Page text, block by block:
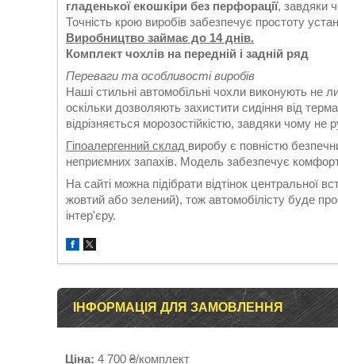
гладенької екошкіри без перфорації, завдяки
Точність крою виробів забезпечує простоту
Виробництво займає до 14 днів.
Комплект чохлів на передній і задній ряд
Переваги та особливості виробів
Наші стильні автомобільні чохли виконують не
оскільки дозволяють захистити сидіння від
відрізняється морозостійкістю, завдяки чому
Гіпоалергенний склад виробу є повністю
неприємних запахів. Модель забезпечує
На сайті можна підібрати відтінок центральної
жовтий або зелений), тож автомобілісту буде
інтер'єру.
ІНФОРМАЦІЯ ДЛЯ ЗАМОВЛЕННЯ
Ціна: 4 700 ₴/комплект